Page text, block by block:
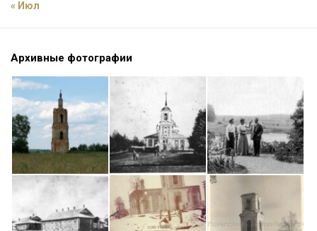
« Июл
Архивные фотографии